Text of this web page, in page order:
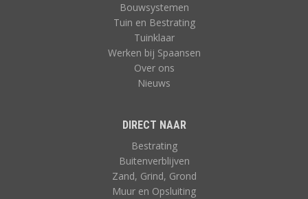
Bouwsystemen
Tuin en Bestrating
Tuinklaar
Werken bij Spaansen
Over ons
Nieuws
DIRECT NAAR
Bestrating
Buitenverblijven
Zand, Grind, Grond
Muur en Opsluiting